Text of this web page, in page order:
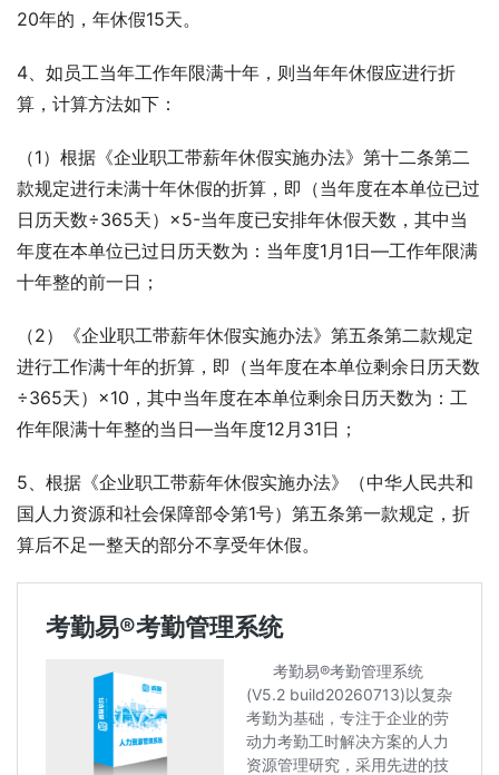
20年的，年休假15天。
4、如员工当年工作年限满十年，则当年年休假应进行折
算，计算方法如下：
（1）根据《企业职工带薪年休假实施办法》第十二条第二
款规定进行未满十年休假的折算，即（当年度在本单位已过
日历天数÷365天）×5-当年度已安排年休假天数，其中当
年度在本单位已过日历天数为：当年度1月1日—工作年限满
十年整的前一日；
（2）《企业职工带薪年休假实施办法》第五条第二款规定
进行工作满十年的折算，即（当年度在本单位剩余日历天数
÷365天）×10，其中当年度在本单位剩余日历天数为：工
作年限满十年整的当日—当年度12月31日；
5、根据《企业职工带薪年休假实施办法》（中华人民共和
国人力资源和社会保障部令第1号）第五条第一款规定，折
算后不足一整天的部分不享受年休假。